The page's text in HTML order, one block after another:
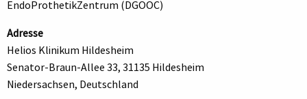
EndoProthetikZentrum (DGOOC)
Adresse
Helios Klinikum Hildesheim
Senator-Braun-Allee 33, 31135 Hildesheim
Niedersachsen, Deutschland